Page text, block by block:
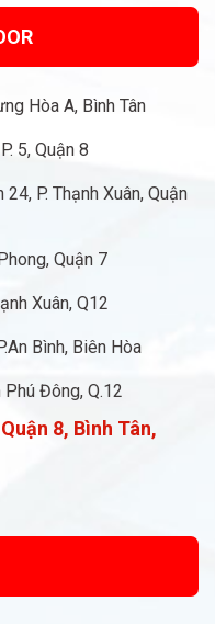
Hòa A, Bình Tân
5, Quận 8
P. Thạnh Xuân, Quận
Quận 7
Xuân, Q12
Bình, Biên Hòa
Đông, Q.12
Quận 8, Bình Tân,